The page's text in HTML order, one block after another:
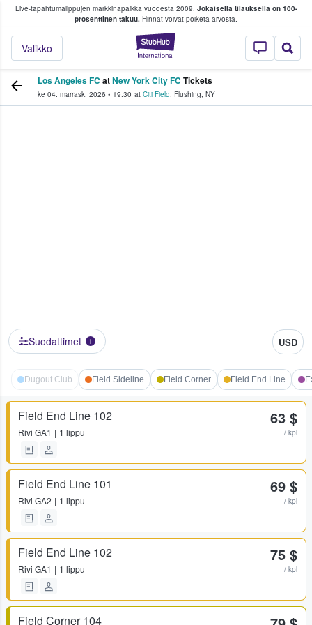
Live-tapahtumalippujen markkinapaikka vuodesta 2009. Jokaisella tilauksella on 100-
prosenttinen takuu. Hinnat voivat poiketa arvosta.
StubHub -
Valikko
fanit ostavat ja myyvät lippuja
Los Angeles FC atNew York City FC Tickets
ke 04. marrask. 2026 • 19.30 at Citi Field, Flushing, NY
Suodattimet 1 USD
Dugout Club Field Sideline Field Corner Field End Line
Field End Line 102
Rivi GA1 1 lippu
63 $
/ kpl
Field End Line 101
Rivi GA2 1 lippu
69 $
/ kpl
Field End Line 102
Rivi GA1 1 lippu
75 $
/ kpl
Field Corner 104